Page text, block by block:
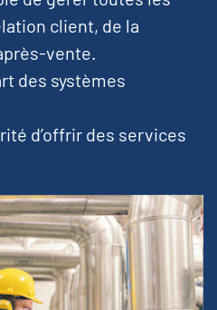
client, de la
vente.
des systèmes
d’offrir des services